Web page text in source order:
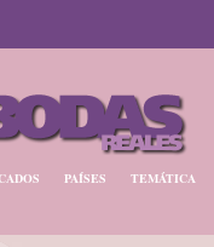
PAÍSES TEMÁTICA